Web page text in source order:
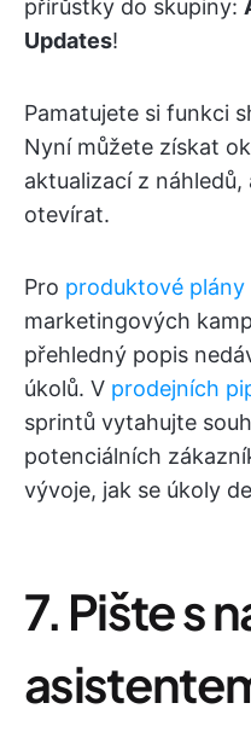
přírůstky do skupiny:
Updates!
Pamatujete si funkci
Nyní můžete získat
aktualizací z
otevírat.
Pro produktové plány
marketingových
přehledný popis
úkolů. V prodejních
sprintů vytahujte
potenciálních
vývoje, jak se úkoly
7. Pište s